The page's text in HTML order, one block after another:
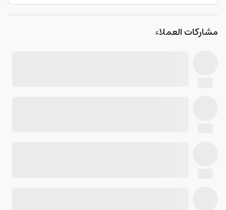
مشاركات العملاء